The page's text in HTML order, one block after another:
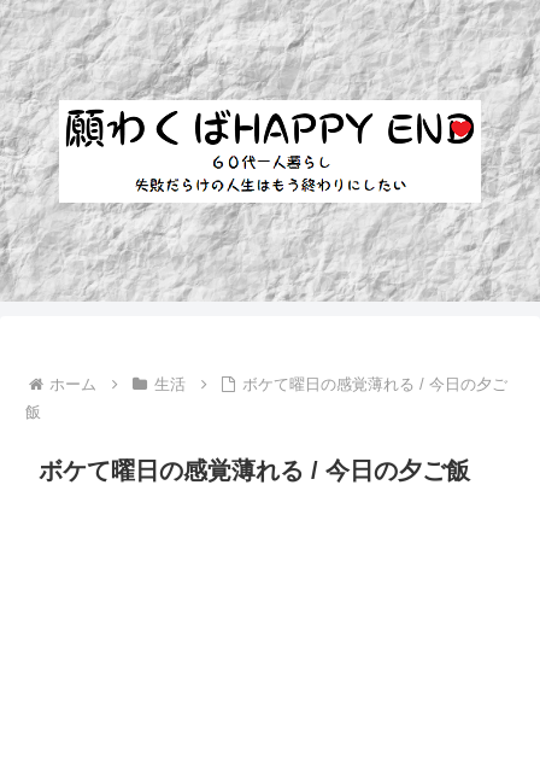
ホーム 生活
ボケて曜日の感覚薄れる / 今日の夕ご
飯
ボケて曜日の感覚薄れる / 今日の夕ご飯